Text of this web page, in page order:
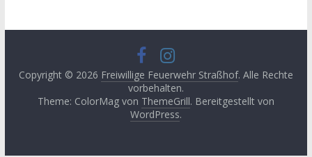
Copyright © 2026 Freiwillige Feuerwehr Straßhof. Alle Rechte
vorbehalten.
Theme: ColorMag von ThemeGrill. Bereitgestellt von
WordPress.